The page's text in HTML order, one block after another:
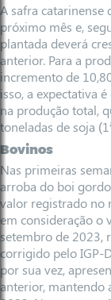
A safra catarinense
próximo mês e,
plantada deverá
anterior. Para a
incremento de
isso, a expectativa
na produção total,
toneladas de soja
Bovinos
Nas primeiras
arroba do boi
valor registrado no
em consideração o
setembro de 2023,
corrigido pelo IGP-
por sua vez,
anterior, mantendo